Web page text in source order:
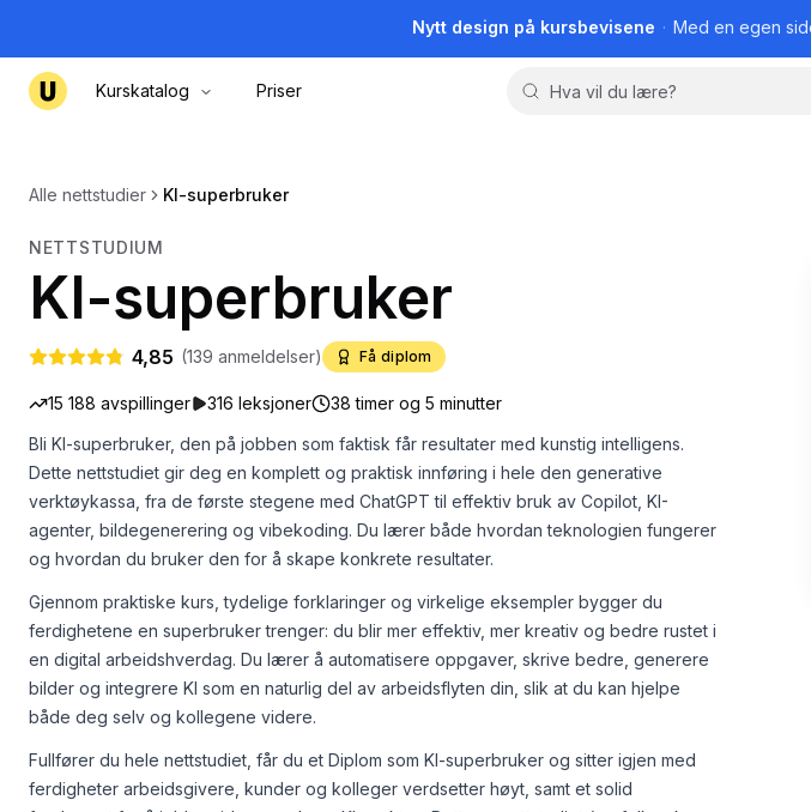
Nytt design på kursbevisene · Med en egen
Kurskatalog Priser
Alle nettstudier KI-superbruker
NETTSTUDIUM
KI-superbruker
4,85 (139 anmeldelser) Få diplom
15 188 avspillinger 316 leksjoner
38 timer og 5 minutter
Bli KI-superbruker, den på jobben som faktisk får resultater med kunstig intelligens.
Dette nettstudiet gir deg en komplett og praktisk innføring i hele den generative
verktøykassa, fra de første stegene med ChatGPT til effektiv bruk av Copilot, KI-
agenter, bildegenerering og vibekoding. Du lærer både hvordan teknologien fungerer
og hvordan du bruker den for å skape konkrete resultater.
Gjennom praktiske kurs, tydelige forklaringer og virkelige eksempler bygger du
ferdighetene en superbruker trenger: du blir mer effektiv, mer kreativ og bedre rustet i
en digital arbeidshverdag. Du lærer å automatisere oppgaver, skrive bedre, generere
bilder og integrere KI som en naturlig del av arbeidsflyten din, slik at du kan hjelpe
både deg selv og kollegene videre.
Fullfører du hele nettstudiet, får du et Diplom som KI-superbruker og sitter igjen med
ferdigheter arbeidsgivere, kunder og kolleger verdsetter høyt, samt et solid